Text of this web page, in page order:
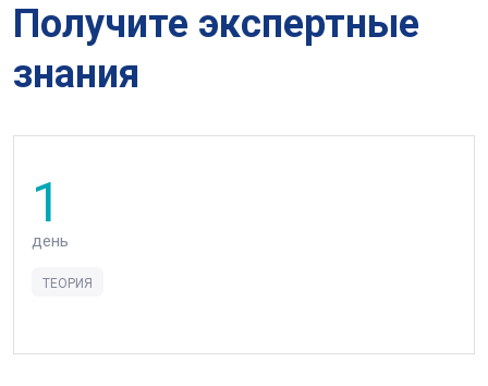
Получите экспертные
знания
1
день
ТЕОРИЯ